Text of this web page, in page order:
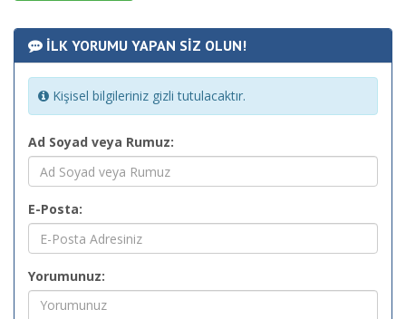
İLK YORUMU YAPAN SİZ OLUN!
Kişisel bilgileriniz gizli tutulacaktır.
Ad Soyad veya Rumuz:
E-Posta:
Yorumunuz: